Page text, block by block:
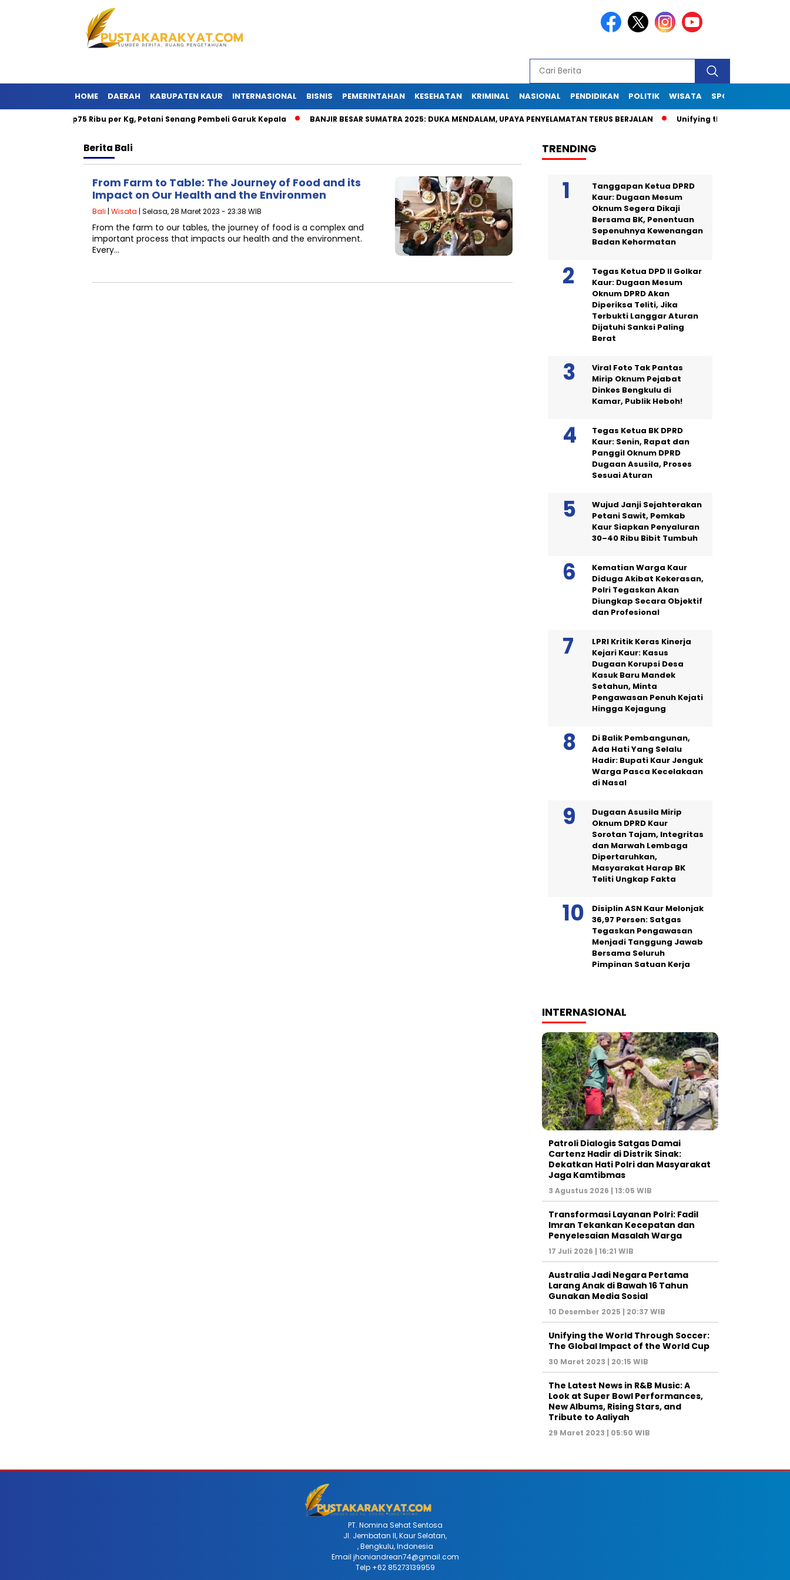
HOME DAERAH KABUPATEN KAUR INTERNASIONAL BISNIS PEMERINTAHAN KESEHATAN KRIMINAL NASIONAL PENDIDIKAN POLITIK WISATA SPORT
Tembus Rp75 Ribu per Kg, Petani Senang Pembeli Garuk Kepala BANJIR BESAR SUMATRA 2025: DUKA MENDALAM, UPAYA PENYELAMATAN TERUS BERJALAN Unifying the World Through
Berita Bali
From Farm to Table: The Journey of Food and its
Impact on Our Health and the Environmen
Bali | Wisata | Selasa, 28 Maret 2023 - 23:38 WIB
From the farm to our tables, the journey of food is a complex and
important process that impacts our health and the environment.
Every…
TRENDING
Tanggapan Ketua DPRD
Kaur: Dugaan Mesum
Oknum Segera Dikaji
Bersama BK, Penentuan
Sepenuhnya Kewenangan
Badan Kehormatan
Tegas Ketua DPD II Golkar
Kaur: Dugaan Mesum
Oknum DPRD Akan
Diperiksa Teliti, Jika
Terbukti Langgar Aturan
Dijatuhi Sanksi Paling
Berat
Viral Foto Tak Pantas
Mirip Oknum Pejabat
Dinkes Bengkulu di
Kamar, Publik Heboh!
Tegas Ketua BK DPRD
Kaur: Senin, Rapat dan
Panggil Oknum DPRD
Dugaan Asusila, Proses
Sesuai Aturan
Wujud Janji Sejahterakan
Petani Sawit, Pemkab
Kaur Siapkan Penyaluran
30–40 Ribu Bibit Tumbuh
Kematian Warga Kaur
Diduga Akibat Kekerasan,
Polri Tegaskan Akan
Diungkap Secara Objektif
dan Profesional
LPRI Kritik Keras Kinerja
Kejari Kaur: Kasus
Dugaan Korupsi Desa
Kasuk Baru Mandek
Setahun, Minta
Pengawasan Penuh Kejati
Hingga Kejagung
Di Balik Pembangunan,
Ada Hati Yang Selalu
Hadir: Bupati Kaur Jenguk
Warga Pasca Kecelakaan
di Nasal
Dugaan Asusila Mirip
Oknum DPRD Kaur
Sorotan Tajam, Integritas
dan Marwah Lembaga
Dipertaruhkan,
Masyarakat Harap BK
Teliti Ungkap Fakta
Disiplin ASN Kaur Melonjak
36,97 Persen: Satgas
Tegaskan Pengawasan
Menjadi Tanggung Jawab
Bersama Seluruh
Pimpinan Satuan Kerja
INTERNASIONAL
Patroli Dialogis Satgas Damai
Cartenz Hadir di Distrik Sinak:
Dekatkan Hati Polri dan Masyarakat
Jaga Kamtibmas
3 Agustus 2026 | 13:05 WIB
Transformasi Layanan Polri: Fadil
Imran Tekankan Kecepatan dan
Penyelesaian Masalah Warga
17 Juli 2026 | 16:21 WIB
Australia Jadi Negara Pertama
Larang Anak di Bawah 16 Tahun
Gunakan Media Sosial
10 Desember 2025 | 20:37 WIB
Unifying the World Through Soccer:
The Global Impact of the World Cup
30 Maret 2023 | 20:15 WIB
The Latest News in R&B Music: A
Look at Super Bowl Performances,
New Albums, Rising Stars, and
Tribute to Aaliyah
29 Maret 2023 | 05:50 WIB
PT. Nomina Sehat Sentosa
Jl. Jembatan II, Kaur Selatan,
, Bengkulu, Indonesia
Email jhoniandrean74@gmail.com
Telp +62 85273139959